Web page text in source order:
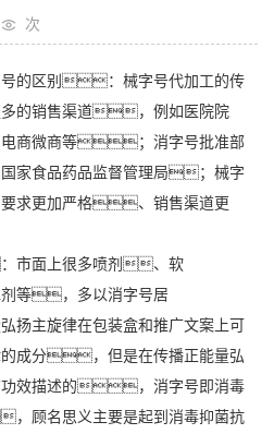
次
号的区别：械字号代加工的传
多的销售渠道，例如医院院
微商等；消字号批准部
家食品药品监督管理局；械字
求更加严格、销售渠道更
市面上很多喷剂、软
，多以消字号居
主旋律在包装盒和推广文案上可
的成分，但是在传播正能量弘
功效描述的，消字号即消毒
顾名思义主要是起到消毒抑菌抗